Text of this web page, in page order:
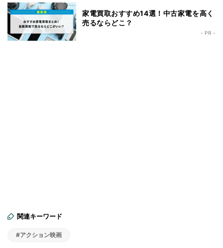
家電買取おすすめ14選！中古家電を高く
売るならどこ？
- PR -
関連キーワード
#アクション映画